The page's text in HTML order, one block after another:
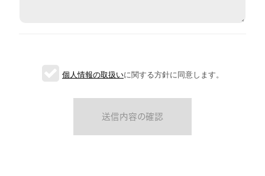
個人情報の取扱いに関する方針に同意します。
送信内容の確認